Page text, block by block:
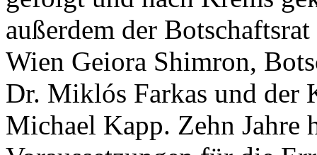
außerdem der
Wien Geiora Shimron,
Dr. Miklós Farkas und der
Michael Kapp. Zehn Jahre